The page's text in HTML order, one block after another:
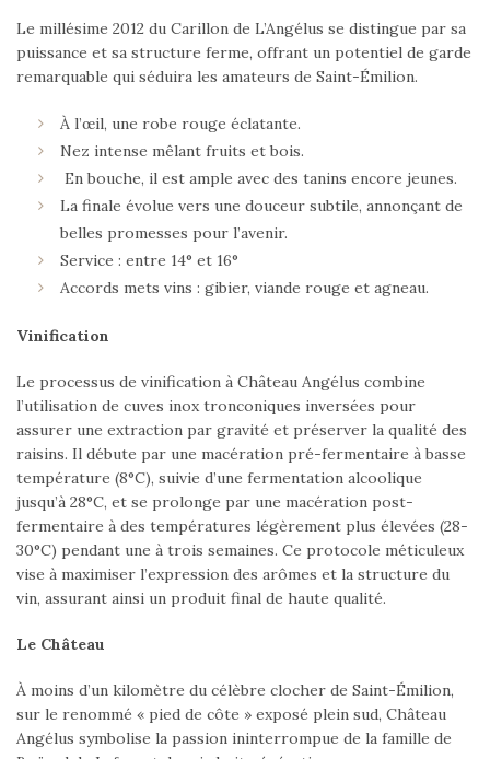
Le millésime 2012 du Carillon de L’Angélus se distingue par sa
puissance et sa structure ferme, offrant un potentiel de garde
remarquable qui séduira les amateurs de Saint-Émilion.
À l’œil, une robe rouge éclatante.
Nez intense mêlant fruits et bois.
En bouche, il est ample avec des tanins encore jeunes.
La finale évolue vers une douceur subtile, annonçant de
belles promesses pour l’avenir.
Service : entre 14° et 16°
Accords mets vins : gibier, viande rouge et agneau.
Vinification
Le processus de vinification à Château Angélus combine
l’utilisation de cuves inox tronconiques inversées pour
assurer une extraction par gravité et préserver la qualité des
raisins. Il débute par une macération pré-fermentaire à basse
température (8°C), suivie d’une fermentation alcoolique
jusqu’à 28°C, et se prolonge par une macération post-
fermentaire à des températures légèrement plus élevées (28-
30°C) pendant une à trois semaines. Ce protocole méticuleux
vise à maximiser l’expression des arômes et la structure du
vin, assurant ainsi un produit final de haute qualité.
Le Château
À moins d’un kilomètre du célèbre clocher de Saint-Émilion,
sur le renommé « pied de côte » exposé plein sud, Château
Angélus symbolise la passion ininterrompue de la famille de